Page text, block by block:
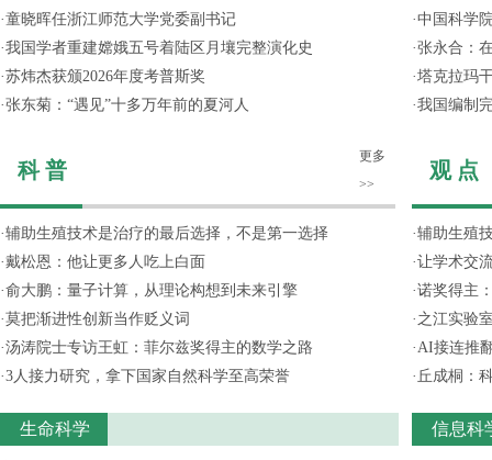
·童晓晖任浙江师范大学党委副书记
·我国学者重建嫦娥五号着陆区月壤完整演化史
·苏炜杰获颁2026年度考普斯奖
·张东菊：“遇见”十多万年前的夏河人
科 普
更多
>>
·辅助生殖技术是治疗的最后选择，不是第一选择
·戴松恩：他让更多人吃上白面
·俞大鹏：量子计算，从理论构想到未来引擎
·莫把渐进性创新当作贬义词
·汤涛院士专访王虹：菲尔兹奖得主的数学之路
·3人接力研究，拿下国家自然科学至高荣誉
生命科学
·中国科学
·张永合：
·塔克拉玛
·我国编制
观 点
·辅助生殖
·让学术交
·诺奖得主
· 之江实验
·AI接连推
· 丘成桐：
信息科